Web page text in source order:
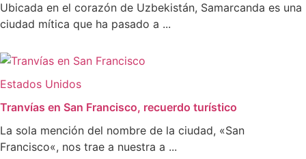
Ubicada en el corazón de Uzbekistán, Samarcanda es una
ciudad mítica que ha pasado a ...
Estados Unidos
Tranvías en San Francisco, recuerdo turístico
La sola mención del nombre de la ciudad, «San
Francisco«, nos trae a nuestra a ...